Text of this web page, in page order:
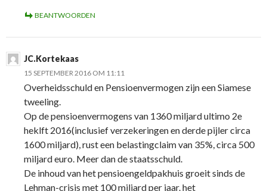
BEANTWOORDEN
JC.Kortekaas
15 SEPTEMBER 2016 OM 11:11
Overheidsschuld en Pensioenvermogen zijn een Siamese
tweeling.
Op de pensioenvermogens van 1360 miljard ultimo 2e
heklft 2016(inclusief verzekeringen en derde pijler circa
1600 miljard), rust een belastingclaim van 35%, circa 500
miljard euro. Meer dan de staatsschuld.
De inhoud van het pensioengeldpakhuis groeit sinds de
Lehman-crisis met 100 miljard per jaar. het